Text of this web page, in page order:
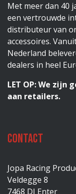
Met meer dan 40
een vertrouwde
distributeur van
accessoires.
Nederland
dealers in heel
LET OP: We
aan retailers.
Contact
Jopa Racing
Veldegge 8
7468 DJ Enter